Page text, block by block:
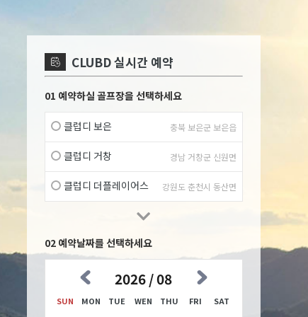
CLUBD 실시간 예약
01 예약하실 골프장을 선택하세요
클럽디 보은 충북 보은군 보은읍
클럽디 거창 경남 거창군 신원면
클럽디 더플레이어스 강원도 춘천시 동산면
02 예약날짜를 선택하세요
2026 / 08
SUN MON TUE WEN THU FRI SAT